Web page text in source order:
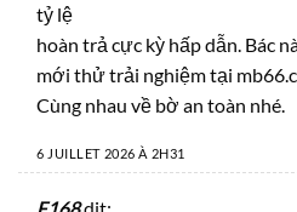
tỷ lệ
hoàn trả cực kỳ hấp dẫn. Bác
mới thử trải nghiệm tại
Cùng nhau về bờ an toàn nhé.
6 JUILLET 2026 À 2H31